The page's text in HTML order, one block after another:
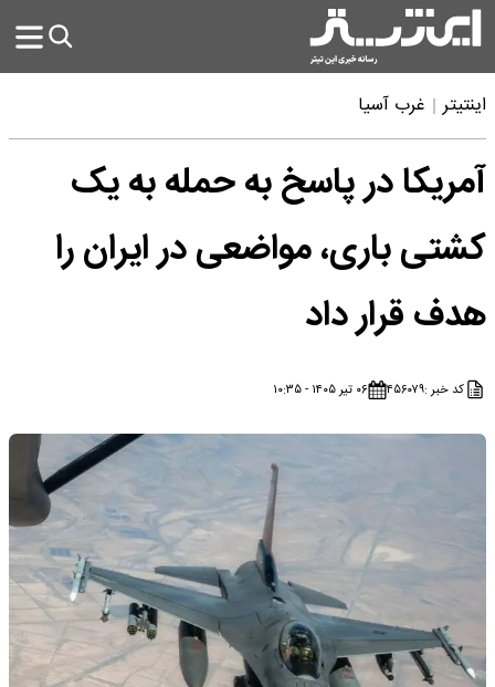
اینتیتر غرب آسیا
آمریکا در پاسخ به حمله به یک
کشتی باری، مواضعی در ایران را
هدف قرار داد
کد خبر :۴۵۶۰۷۹ ۰۶ تیر ۱۴۰۵ - ۱۰:۳۵